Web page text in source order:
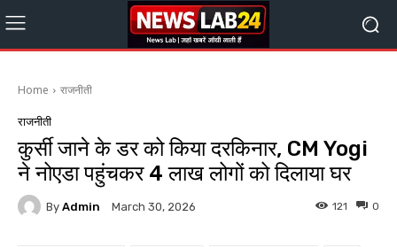
Home राजनीती
राजनीती
कुर्सी जाने के डर को किया दरकिनार, CM Yogi
ने नोएडा पहुंचकर 4 लाख लोगों को दिलाया घर
By Admin March 30, 2026 0
121